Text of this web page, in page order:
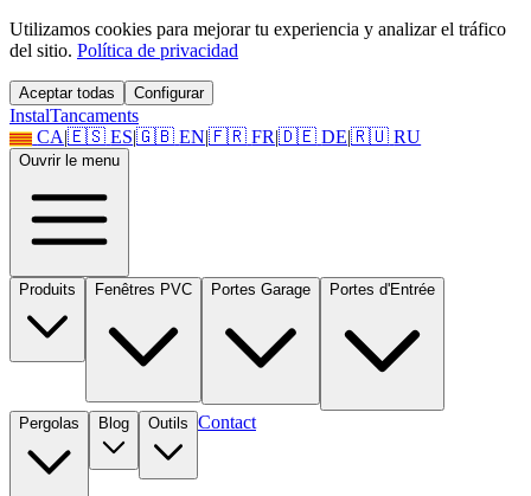
Utilizamos cookies para mejorar tu experiencia y analizar el tráfico
del sitio. Política de privacidad
Aceptar todas Configurar
InstalTancaments
CA|🇪🇸 ES|🇬🇧 EN|🇫🇷 FR|🇩🇪 DE|🇷🇺 RU
Ouvrir le menu
Produits Fenêtres PVC Portes Garage Portes d'Entrée
Pergolas Blog Outils Contact